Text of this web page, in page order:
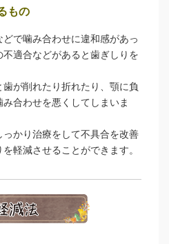
もの
で噛み合わせに違和感があっ
適合などがあると歯ぎしりを
が削れたり折れたり、顎に負
合わせを悪くしてしまいま
かり治療をして不具合を改善
軽減させることができます。